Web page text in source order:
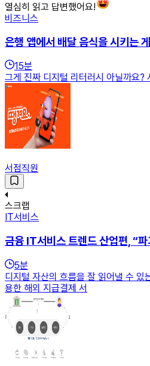
열심히 읽고 답변했어요!
비즈니스
은행 앱에서 배달 음식을 시키는
15분
그게 진짜 디지털 리터러시 아닐까요
서점직원
스크랩
IT서비스
금융 IT서비스 트렌드 산업편, “
5분
디지털 자산의 흐름을 잘 읽어낼 수
용한 해외 지급결제 서